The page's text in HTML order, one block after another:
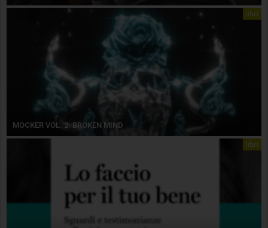
libri
MOCKER VOL. 2. BROKEN MIND
libri